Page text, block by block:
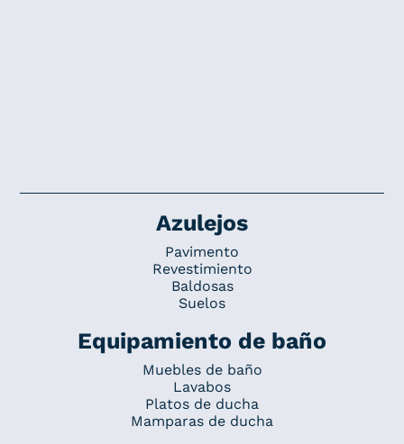
Azulejos
Pavimento
Revestimiento
Baldosas
Suelos
Equipamiento de baño
Muebles de baño
Lavabos
Platos de ducha
Mamparas de ducha